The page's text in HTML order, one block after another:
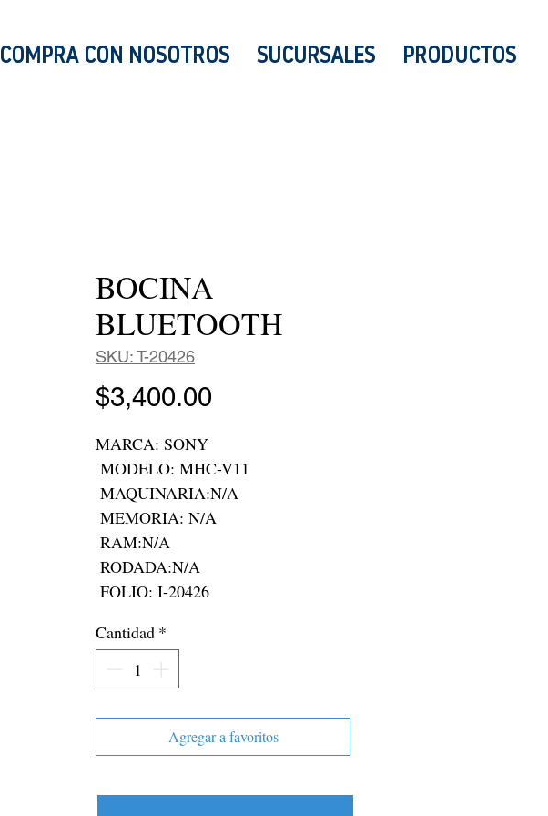
COMPRA CON NOSOTROS SUCURSALES PRODUCTOS
BOCINA
BLUETOOTH
SKU: T-20426
$3,400.00
MARCA: SONY
FOLIO: I-20426
Cantidad *
Agregar a favoritos